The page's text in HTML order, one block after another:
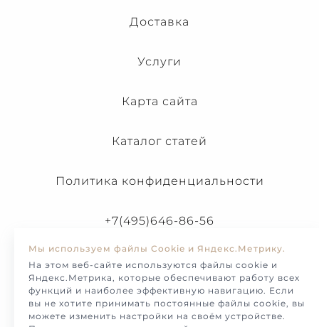
Доставка
Услуги
Карта сайта
Каталог статей
Политика конфиденциальности
+7(495)646-86-56
Мы используем файлы Cookie и Яндекс.Метрику.
На этом веб-сайте используются файлы cookie и
Яндекс.Метрика, которые обеспечивают работу всех
функций и наиболее эффективную навигацию. Если
вы не хотите принимать постоянные файлы cookie, вы
можете изменить настройки на своём устройстве.